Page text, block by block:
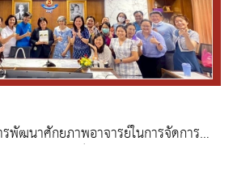
พัฒนาศักยภาพอาจารย์ในการจัดการ